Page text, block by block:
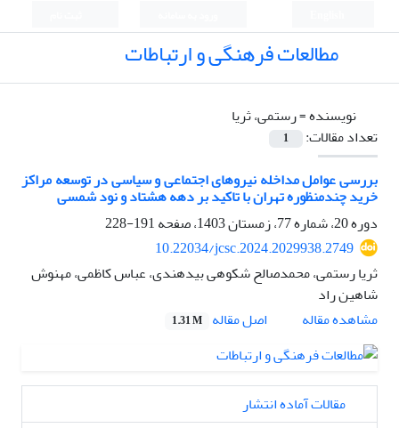
مطالعات فرهنگی و ارتباطات
نویسنده =رستمی، ثریا
تعداد مقالات:
1
بررسی عوامل مداخله نیروهای اجتماعی و سیاسی در توسعه مراکز
خرید چندمنظوره تهران با تاکید بر دهه هشتاد و نود شمسی
دوره 20، شماره 77، زمستان 1403، صفحه
191-228
10.22034/jcsc.2024.2029938.2749
ثریا رستمی، محمدصالح شکوهی بیدهندی، عباس کاظمی، مهنوش
شاهین راد
مشاهده مقاله
اصل مقاله 1.31 M
مقالات آماده انتشار